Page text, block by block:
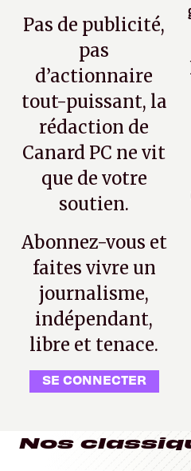
Pas de publicité,
pas
d’actionnaire
tout-puissant, la
rédaction de
Canard PC ne vit
que de votre
soutien.
Abonnez-vous et
faites vivre un
journalisme,
indépendant,
libre et tenace.
SE CONNECTER
Nos